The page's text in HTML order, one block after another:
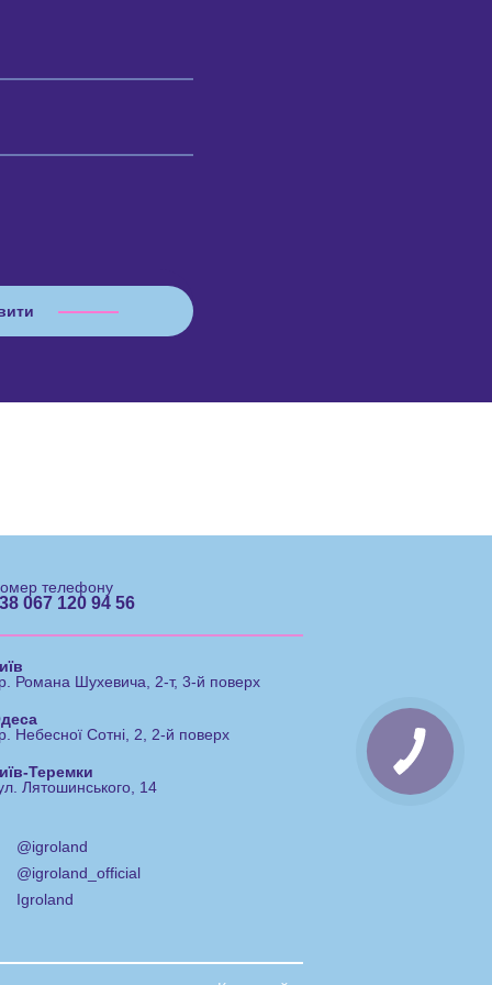
телефону
067 120 94 56
Романа Шухевича, 2-т, 3-й поверх
Небесної Сотні, 2, 2-й поверх
Теремки
Лятошинського, 14
@igroland
@igroland_official
Igroland